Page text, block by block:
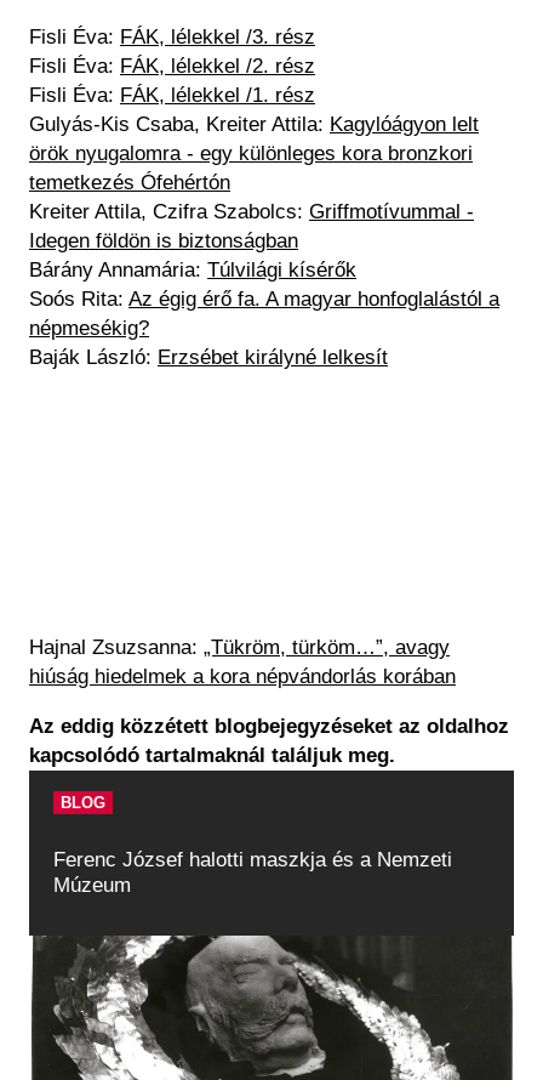
Fisli Éva: FÁK, lélekkel /3. rész
Fisli Éva: FÁK, lélekkel /2. rész
Fisli Éva: FÁK, lélekkel /1. rész
Gulyás-Kis Csaba, Kreiter Attila: Kagylóágyon lelt
örök nyugalomra - egy különleges kora bronzkori
temetkezés Ófehértón
Kreiter Attila, Czifra Szabolcs: Griffmotívummal -
Idegen földön is biztonságban​
Bárány Annamária: Túlvilági kísérők​
Soós Rita: Az égig érő fa. A magyar honfoglalástól a
népmesékig?
Baják László: Erzsébet királyné lelkesít
Hajnal Zsuzsanna: „Tükröm, türköm…”, avagy
hiúság hiedelmek a kora népvándorlás korában
Az eddig közzétett blogbejegyzéseket az oldalhoz
kapcsolódó tartalmaknál találjuk meg.
BLOG
Ferenc József halotti maszkja és a Nemzeti
Múzeum